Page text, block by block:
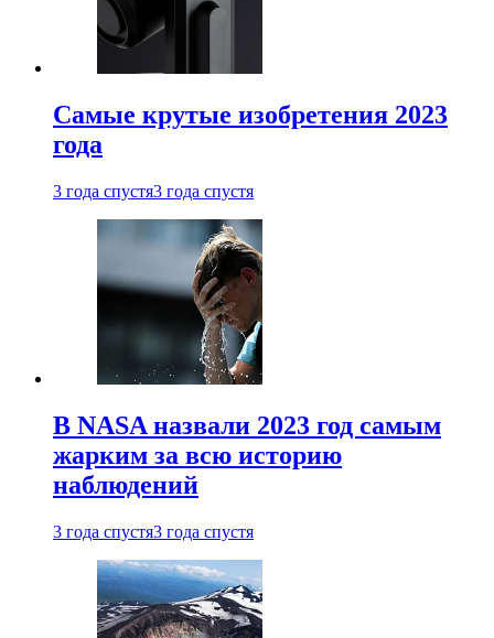
Самые крутые изобретения 2023
года
3 года спустя3 года спустя
В NASA назвали 2023 год самым
жарким за всю историю
наблюдений
3 года спустя3 года спустя